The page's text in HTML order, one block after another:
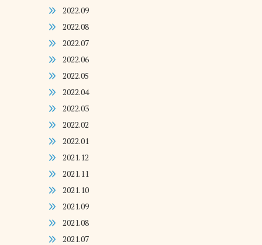
2022.09
2022.08
2022.07
2022.06
2022.05
2022.04
2022.03
2022.02
2022.01
2021.12
2021.11
2021.10
2021.09
2021.08
2021.07